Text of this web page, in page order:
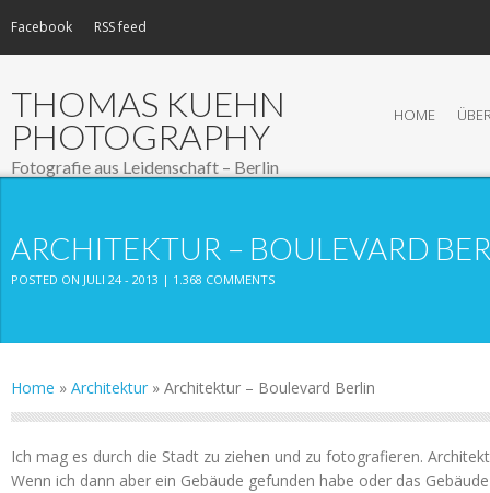
Facebook RSS feed
THOMAS KUEHN
PHOTOGRAPHY
Fotografie aus Leidenschaft – Berlin
HOME
ARCHITEKTUR – BOULEVARD
POSTED ON JULI 24 - 2013 | 1.368 COMMENTS
Home » Architektur » Architektur – Boulevard Berlin
Ich mag es durch die Stadt zu ziehen und zu fotografieren.
Wenn ich dann aber ein Gebäude gefunden habe oder das